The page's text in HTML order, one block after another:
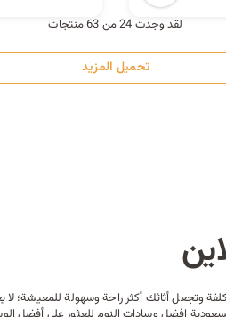
لقد وجدت 24 من 63 منتجات
تحميل المزيد
وتجعل أثاثك أكثر راحة وسهولة للمعيشة؛